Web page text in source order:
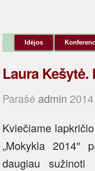
Idėjos
Laura
Parašė admin
Kviečiame
„Mokykla 2014″
daugiau sužinoti